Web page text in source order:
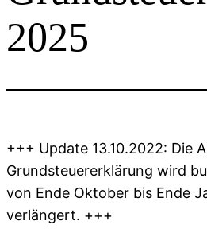
2025
+++ Update 13.10.2022: Die
Grundsteuererklärung wird
von Ende Oktober bis Ende
verlängert. +++